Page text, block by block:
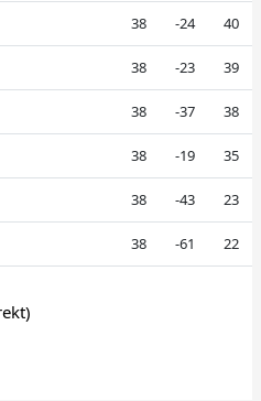
38 -24 40
38 -23 39
38 -37 38
38 -19 35
38 -43 23
38 -61 22